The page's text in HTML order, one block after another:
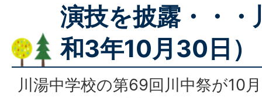
演技を披露・・・
和3年10月30日）
川湯中学校の第69回川中祭が10